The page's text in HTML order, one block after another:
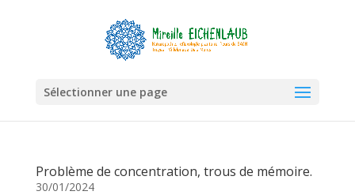
Sélectionner une page
Problème de concentration, trous de mémoire.
30/01/2024